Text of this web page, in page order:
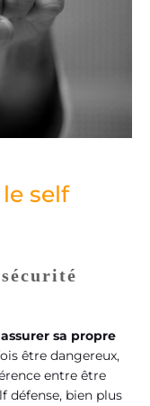
self
assurer sa propre
être dangereux,
entre être
défense, bien plus